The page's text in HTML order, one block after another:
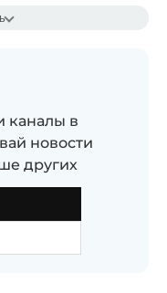
каналы в
новости
других